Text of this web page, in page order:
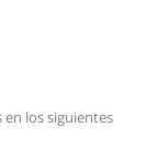
los siguientes